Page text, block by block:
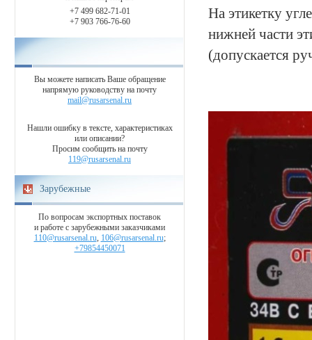
+7 499 682-71-01
+7 903 766-76-60
Вы можете написать Ваше обращение
напрямую руководству на почту
mail@rusarsenal.ru
Нашли ошибку в тексте, характеристиках
или описании?
Просим сообщить на почту
119@rusarsenal.ru
Зарубежные
По вопросам экспортных поставок
и работе с зарубежными заказчиками
110@rusarsenal.ru, 106@rusarsenal.ru;
+79854450071
На этикетку
нижней части
(допускается